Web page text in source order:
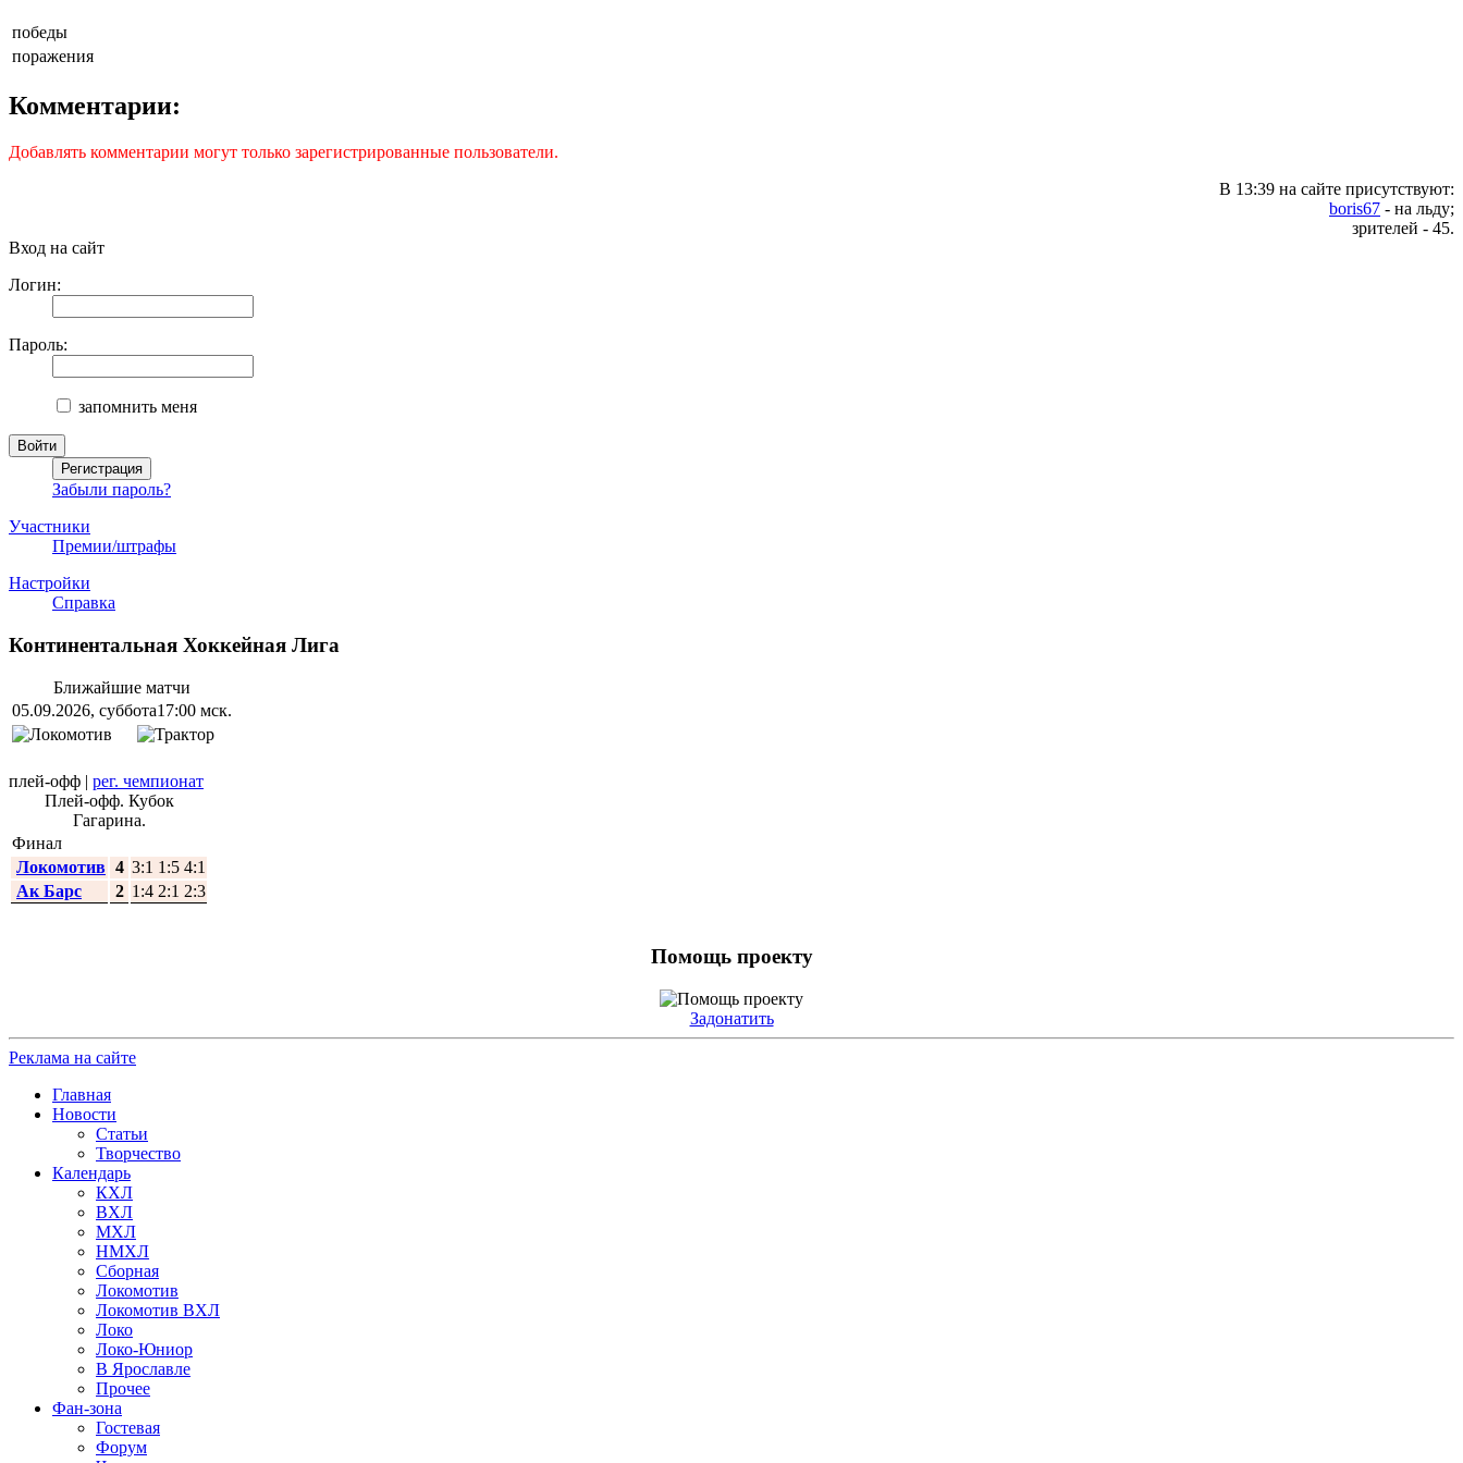
победы
поражения
Комментарии:
Добавлять комментарии могут только зарегистрированные пользователи.
В 13:39 на сайте присутствуют:
boris67 - на льду;
зрителей - 45.
Вход на сайт
Логин:
Пароль:
запомнить меня
Забыли пароль?
Участники
Премии/штрафы
Настройки
Справка
Континентальная Хоккейная Лига
Ближайшие матчи
05.09.2026, суббота17:00 мск.
плей-офф | рег. чемпионат
Плей-офф. Кубок
Гагарина.
Финал
Локомотив 4 3:1 1:5 4:1
Ак Барс
2 1:4 2:1 2:3
Помощь проекту
Задонатить
Реклама на сайте
Главная
Новости
Статьи
Творчество
Календарь
КХЛ
ВХЛ
МХЛ
НМХЛ
Сборная
Локомотив
Локомотив ВХЛ
Локо
Локо-Юниор
В Ярославле
Прочее
Фан-зона
Гостевая
Форум